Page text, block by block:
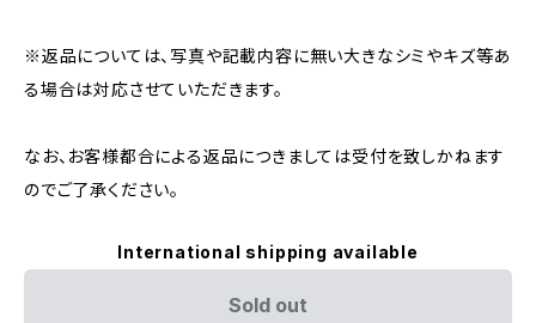
※返品については、写真や記載内容に無い大きなシミやキズ等あ
る場合は対応させていただきます。
なお、お客様都合による返品につきましては受付を致しかねます
のでご了承ください。
International shipping available
Sold out